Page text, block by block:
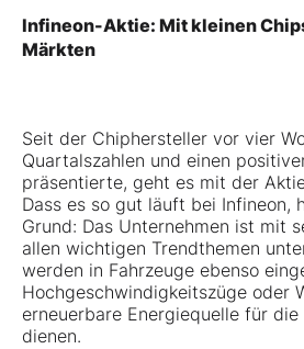
Infineon-Aktie: Mit kleinen
Märkten
Seit der Chiphersteller vor vier
Quartalszahlen und einen
präsentierte, geht es mit der
Dass es so gut läuft bei Infineon,
Grund: Das Unternehmen ist mit
allen wichtigen Trendthemen
werden in Fahrzeuge ebenso
Hochgeschwindigkeitszüge oder
erneuerbare Energiequelle für
dienen.